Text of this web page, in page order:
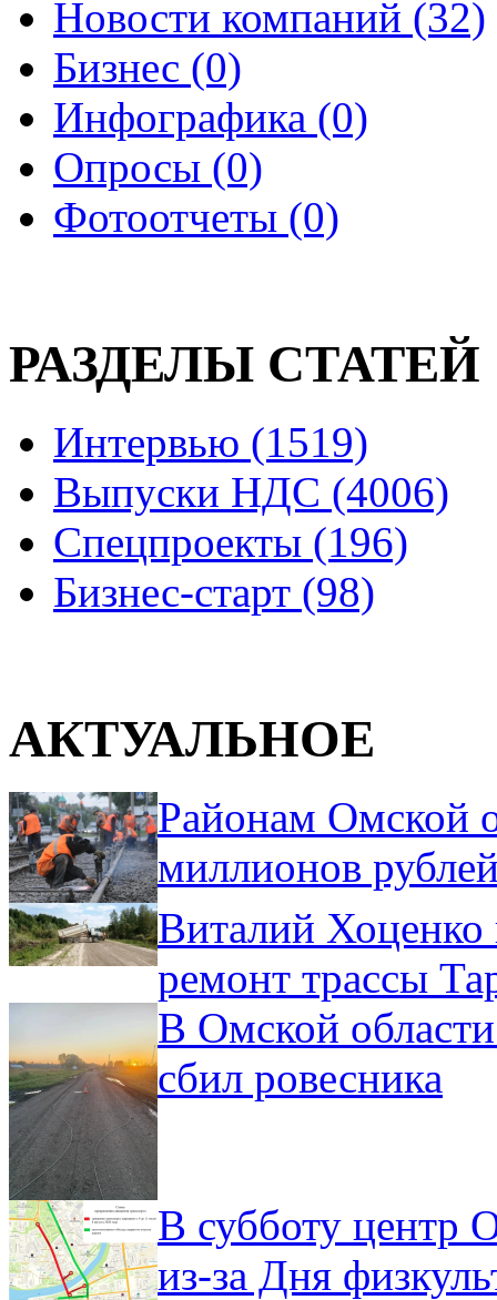
Новости компаний (32)
Бизнес (0)
Инфографика (0)
Опросы (0)
Фотоотчеты (0)
РАЗДЕЛЫ СТАТЕЙ
Интервью (1519)
Выпуски НДС (4006)
Спецпроекты (196)
Бизнес-старт (98)
АКТУАЛЬНОЕ
Районам Омской
миллионов
Виталий Хоценко
ремонт трассы
В Омской
сбил ровесника
В субботу центр
из-за Дня